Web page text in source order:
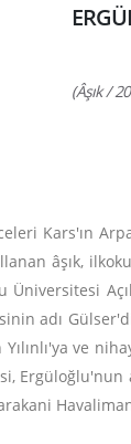
(Âşık /
Kars'ın
âşık,
adı
ve